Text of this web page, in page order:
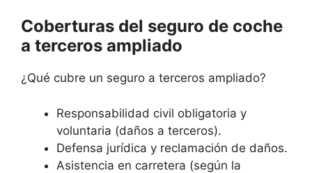
Coberturas del seguro de coche
a terceros ampliado
¿Qué cubre un seguro a terceros ampliado?
Responsabilidad civil obligatoria y
voluntaria (daños a terceros).
Defensa jurídica y reclamación de daños.
Asistencia en carretera (según la